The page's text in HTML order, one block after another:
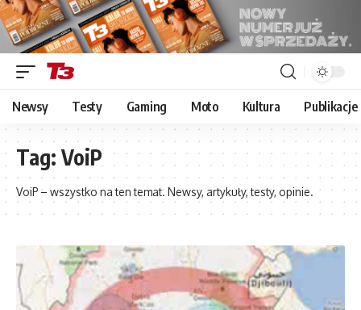
Newsy Testy Gaming Moto Kultura Publikacje
Tag: VoiP
VoiP – wszystko na ten temat. Newsy, artykuły, testy, opinie.